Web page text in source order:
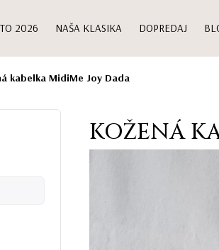
2026 NAŠA KLASIKA DOPREDAJ
kabelka MidiMe Joy Dada
KOŽENÁ